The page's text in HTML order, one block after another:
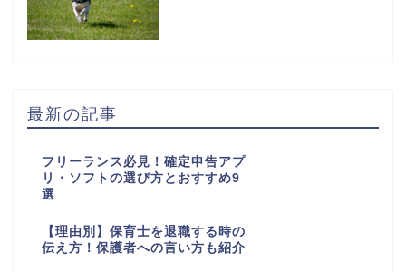
最新の記事
フリーランス必見！確定申告アプ
リ・ソフトの選び方とおすすめ9
選
【理由別】保育士を退職する時の
伝え方！保護者への言い方も紹介